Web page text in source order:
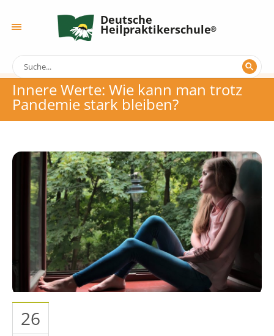
Deutsche
Heilpraktikerschule
Innere Werte: Wie kann man trotz
Pandemie stark bleiben?
26